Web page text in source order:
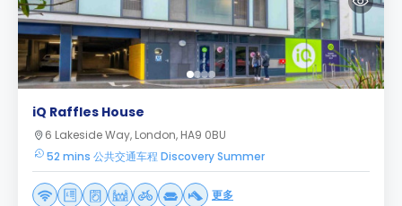
iQ Raffles House
6 Lakeside Way, London, HA9 0BU
52 mins 公共交通车程 Discovery Summer
更多